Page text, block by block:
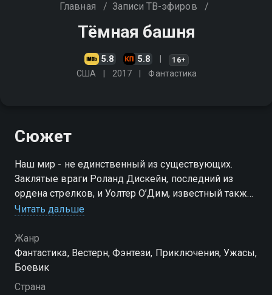
Главная / Записи ТВ-эфиров /
Тёмная башня
5.8 5.8 16+
США 2017 Фантастика
Сюжет
Наш мир - не единственный из существующих.
Заклятые враги Роланд Дискейн, последний из
ордена стрелков, и Уолтер О’Дим, известный также
как Человек в чёрном, ведут вечную борьбу. На
и надежда Вселенной
Читать дальше
Жанр
Фантастика, Вестерн, Фэнтези, Приключения, Ужасы,
Боевик
Страна